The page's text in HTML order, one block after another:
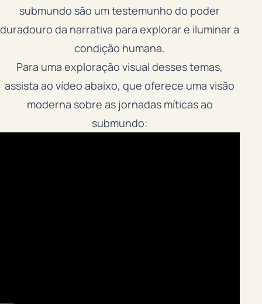
submundo são um testemunho do poder
duradouro da narrativa para explorar e iluminar a
condição humana.
Para uma exploração visual desses temas,
assista ao vídeo abaixo, que oferece uma visão
moderna sobre as jornadas míticas ao
submundo: